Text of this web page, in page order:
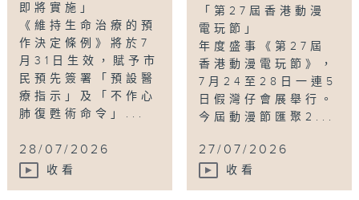
即將實施」
《維持生命治療的預
作決定條例》將於7
月31日生效，賦予市
民預先簽署「預設醫
療指示」及「不作心
肺復甦術命令」...
28/07/2026
收看
「第27屆香港動漫
電玩節」
年度盛事《第27屆
香港動漫電玩節》，
7月24至28日一連5
日假灣仔會展舉行。
今屆動漫節匯聚2...
27/07/2026
收看